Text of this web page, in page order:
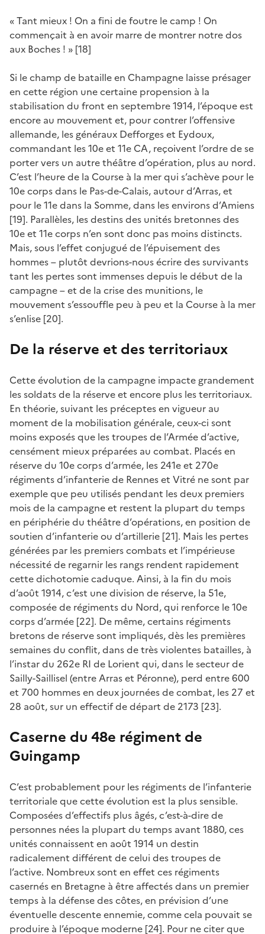
« Tant mieux ! On a fini de foutre le camp ! On
commençait à en avoir marre de montrer notre dos
aux Boches ! » [18]
Si le champ de bataille en Champagne laisse présager
en cette région une certaine propension à la
stabilisation du front en septembre 1914, l’époque est
encore au mouvement et, pour contrer l’offensive
allemande, les généraux Defforges et Eydoux,
commandant les 10e et 11e CA, reçoivent l’ordre de se
porter vers un autre théâtre d’opération, plus au nord.
C’est l’heure de la Course à la mer qui s’achève pour le
10e corps dans le Pas-de-Calais, autour d’Arras, et
pour le 11e dans la Somme, dans les environs d’Amiens
[19]. Parallèles, les destins des unités bretonnes des
10e et 11e corps n’en sont donc pas moins distincts.
Mais, sous l’effet conjugué de l’épuisement des
hommes – plutôt devrions-nous écrire des survivants
tant les pertes sont immenses depuis le début de la
campagne – et de la crise des munitions, le
mouvement s’essouffle peu à peu et la Course à la mer
s’enlise [20].
De la réserve et des territoriaux
Cette évolution de la campagne impacte grandement
les soldats de la réserve et encore plus les territoriaux.
En théorie, suivant les préceptes en vigueur au
moment de la mobilisation générale, ceux-ci sont
moins exposés que les troupes de l’Armée d’active,
censément mieux préparées au combat. Placés en
réserve du 10e corps d’armée, les 241e et 270e
régiments d’infanterie de Rennes et Vitré ne sont par
exemple que peu utilisés pendant les deux premiers
mois de la campagne et restent la plupart du temps
en périphérie du théâtre d’opérations, en position de
soutien d’infanterie ou d’artillerie [21]. Mais les pertes
générées par les premiers combats et l’impérieuse
nécessité de regarnir les rangs rendent rapidement
cette dichotomie caduque. Ainsi, à la fin du mois
d’août 1914, c’est une division de réserve, la 51e,
composée de régiments du Nord, qui renforce le 10e
corps d’armée [22]. De même, certains régiments
bretons de réserve sont impliqués, dès les premières
semaines du conflit, dans de très violentes batailles, à
l’instar du 262e RI de Lorient qui, dans le secteur de
Sailly-Saillisel (entre Arras et Péronne), perd entre 600
et 700 hommes en deux journées de combat, les 27 et
28 août, sur un effectif de départ de 2173 [23].
Caserne du 48e régiment de
Guingamp
C’est probablement pour les régiments de l’infanterie
territoriale que cette évolution est la plus sensible.
Composées d’effectifs plus âgés, c’est-à-dire de
personnes nées la plupart du temps avant 1880, ces
unités connaissent en août 1914 un destin
radicalement différent de celui des troupes de
l’active. Nombreux sont en effet ces régiments
casernés en Bretagne à être affectés dans un premier
temps à la défense des côtes, en prévision d’une
éventuelle descente ennemie, comme cela pouvait se
produire à l’époque moderne [24]. Pour ne citer que